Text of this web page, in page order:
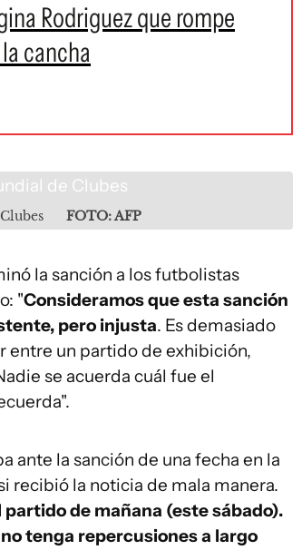
Rodriguez que rompe
cancha
FOTO: AFP
la sanción a los futbolistas
"Consideramos que esta sanción
pero injusta. Es demasiado
entre un partido de exhibición,
se acuerda cuál fue el
ante la sanción de una fecha en la
recibió la noticia de mala manera.
de mañana (este sábado).
tenga repercusiones a largo